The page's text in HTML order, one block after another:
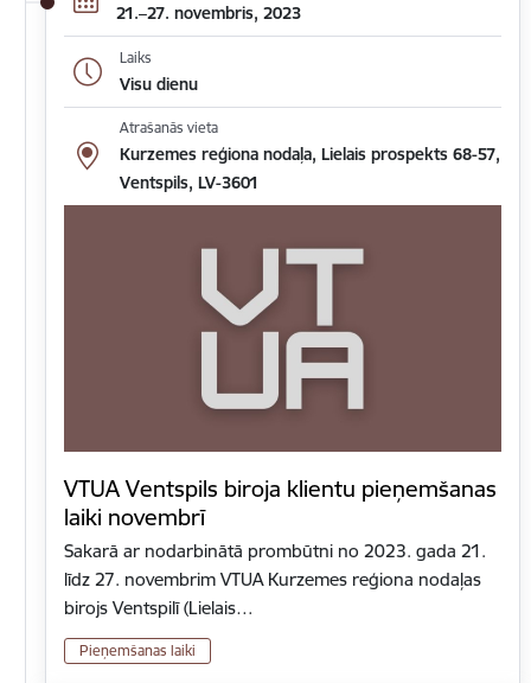
21.–27. novembris, 2023
Laiks
Visu dienu
Atrašanās vieta
Kurzemes reģiona nodaļa, Lielais prospekts 68-57,
Ventspils, LV-3601
VTUA Ventspils biroja klientu pieņemšanas
laiki novembrī
Sakarā ar nodarbinātā prombūtni no 2023. gada 21.
līdz 27. novembrim VTUA Kurzemes reģiona nodaļas
birojs Ventspilī (Lielais…
Pieņemšanas laiki